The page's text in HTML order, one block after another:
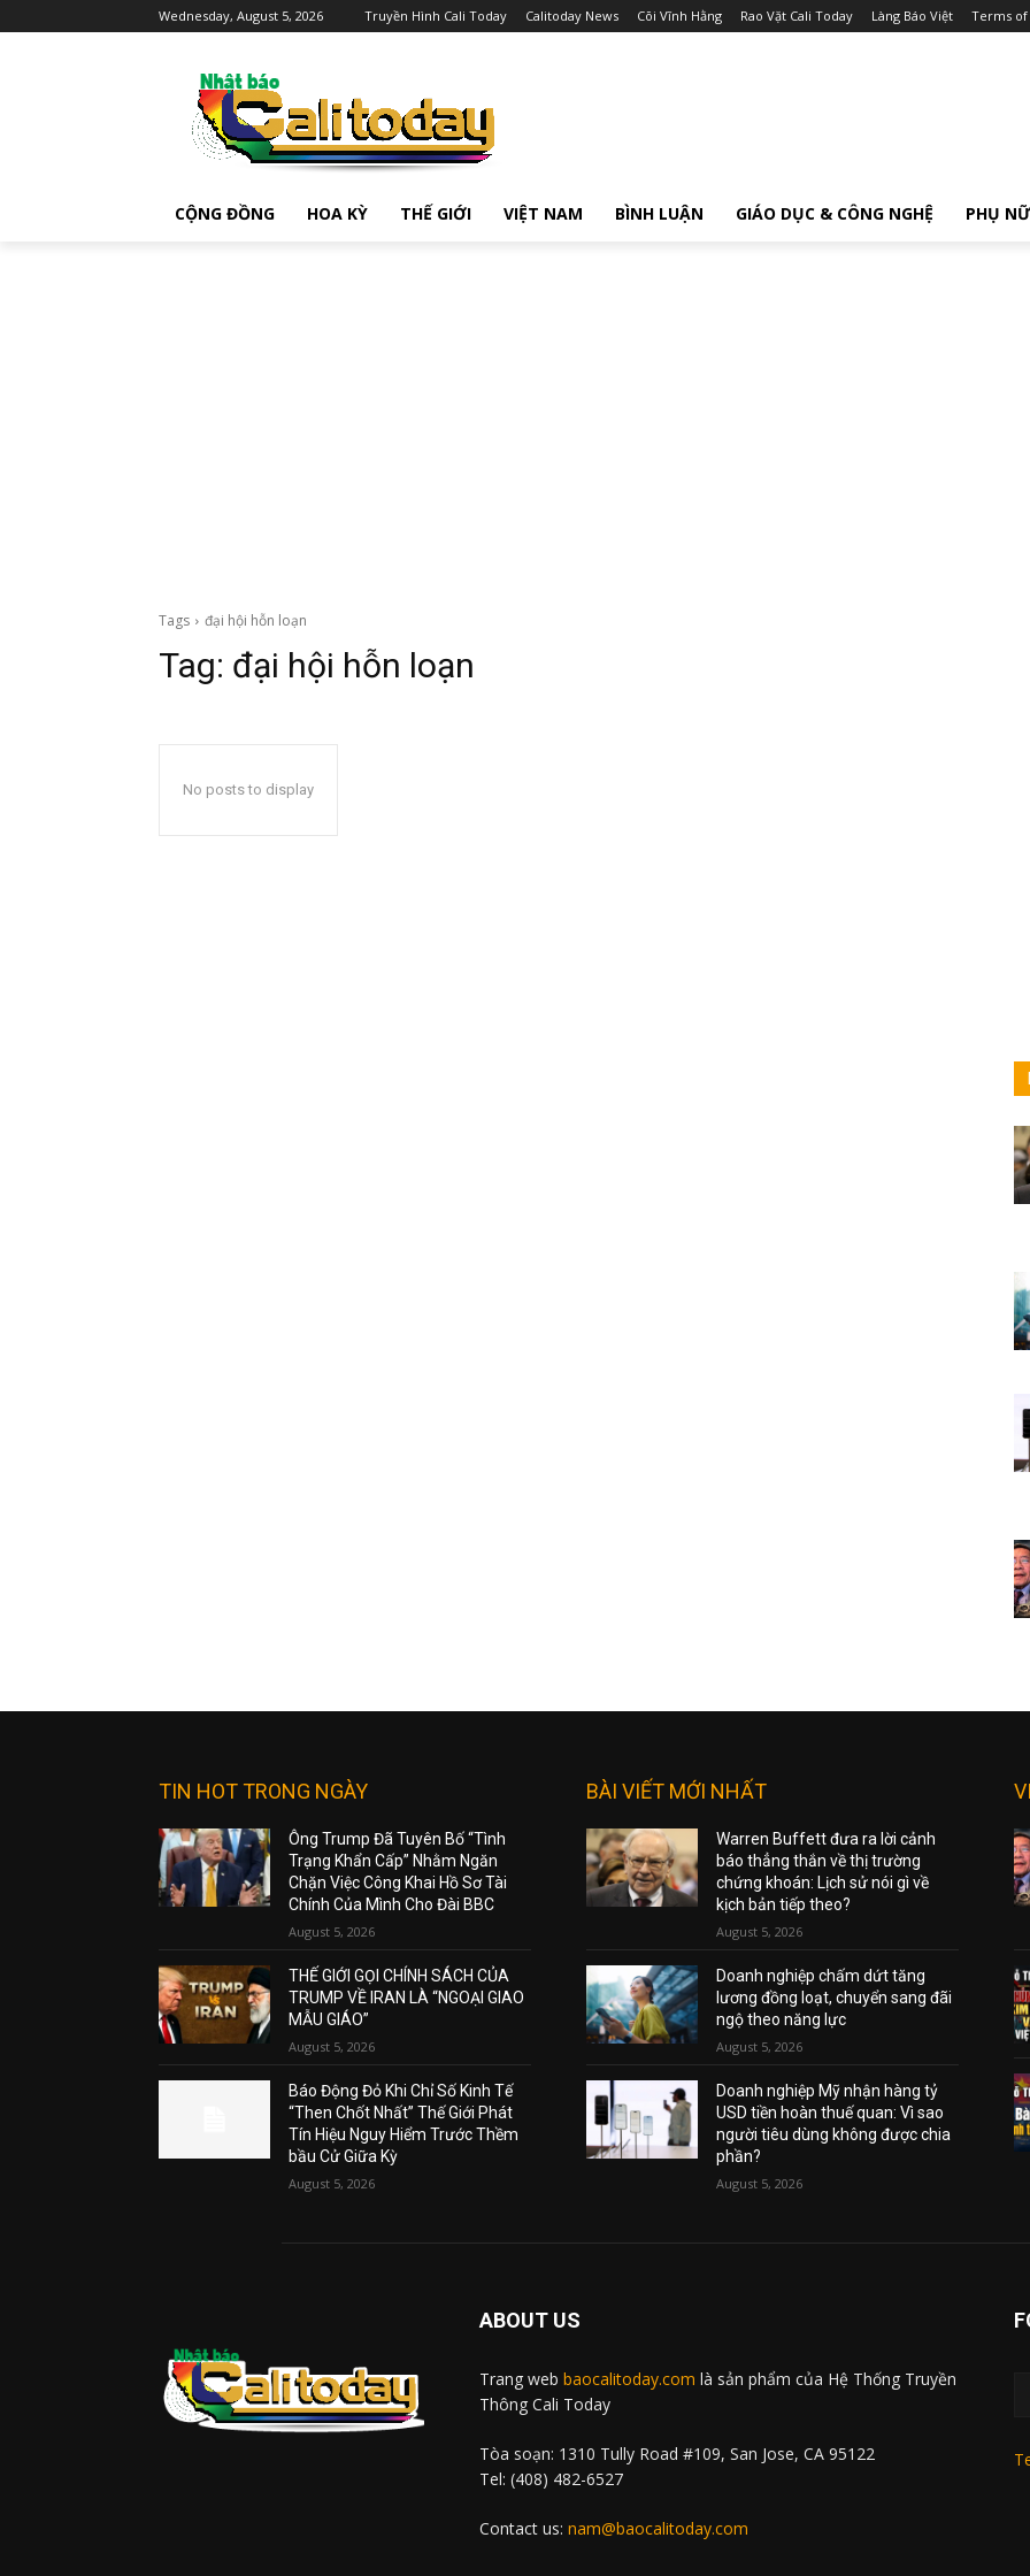
Wednesday, August 5, 2026 Truyền Hình Cali Today Calitoday News Cõi Vĩnh Hằng Rao Vặt Cali Today Làng Báo Việt Terms of
CỘNG ĐỒNG HOA KỲ THẾ GIỚI VIỆT NAM BÌNH LUẬN GIÁO DỤC & CÔNG NGHỆ PHỤ NỮ
Tags đại hội hỗn loạn
Tag: đại hội hỗn loạn
No posts to display
TIN HOT TRONG NGÀY
Ông Trump Đã Tuyên Bố “Tình
Trạng Khẩn Cấp” Nhằm Ngăn
Chặn Việc Công Khai Hồ Sơ Tài
Chính Của Mình Cho Đài BBC
August 5, 2026
THẾ GIỚI GỌI CHÍNH SÁCH CỦA
TRUMP VỀ IRAN LÀ “NGOẠI GIAO
MẪU GIÁO”
August 5, 2026
Báo Động Đỏ Khi Chỉ Số Kinh Tế
“Then Chốt Nhất” Thế Giới Phát
Tín Hiệu Nguy Hiểm Trước Thềm
bầu Cử Giữa Kỳ
August 5, 2026
BÀI VIẾT MỚI NHẤT
Warren Buffett đưa ra lời cảnh
báo thẳng thắn về thị trường
chứng khoán: Lịch sử nói gì về
kịch bản tiếp theo?
August 5, 2026
Doanh nghiệp chấm dứt tăng
lương đồng loạt, chuyển sang đãi
ngộ theo năng lực
August 5, 2026
Doanh nghiệp Mỹ nhận hàng tỷ
USD tiền hoàn thuế quan: Vì sao
người tiêu dùng không được chia
phần?
August 5, 2026
ABOUT US
Trang web baocalitoday.com là sản phẩm của Hệ Thống Truyền
Thông Cali Today
Tòa soạn: 1310 Tully Road #109, San Jose, CA 95122
Tel: (408) 482-6527
Contact us: nam@baocalitoday.com